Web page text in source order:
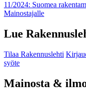
11/2024: Suomea
Mainostajalle
Lue
Tilaa Rakennuslehti
syöte
Mainosta &